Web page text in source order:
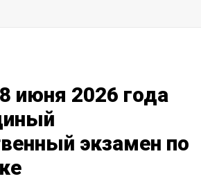
июня 2026 года
экзамен по